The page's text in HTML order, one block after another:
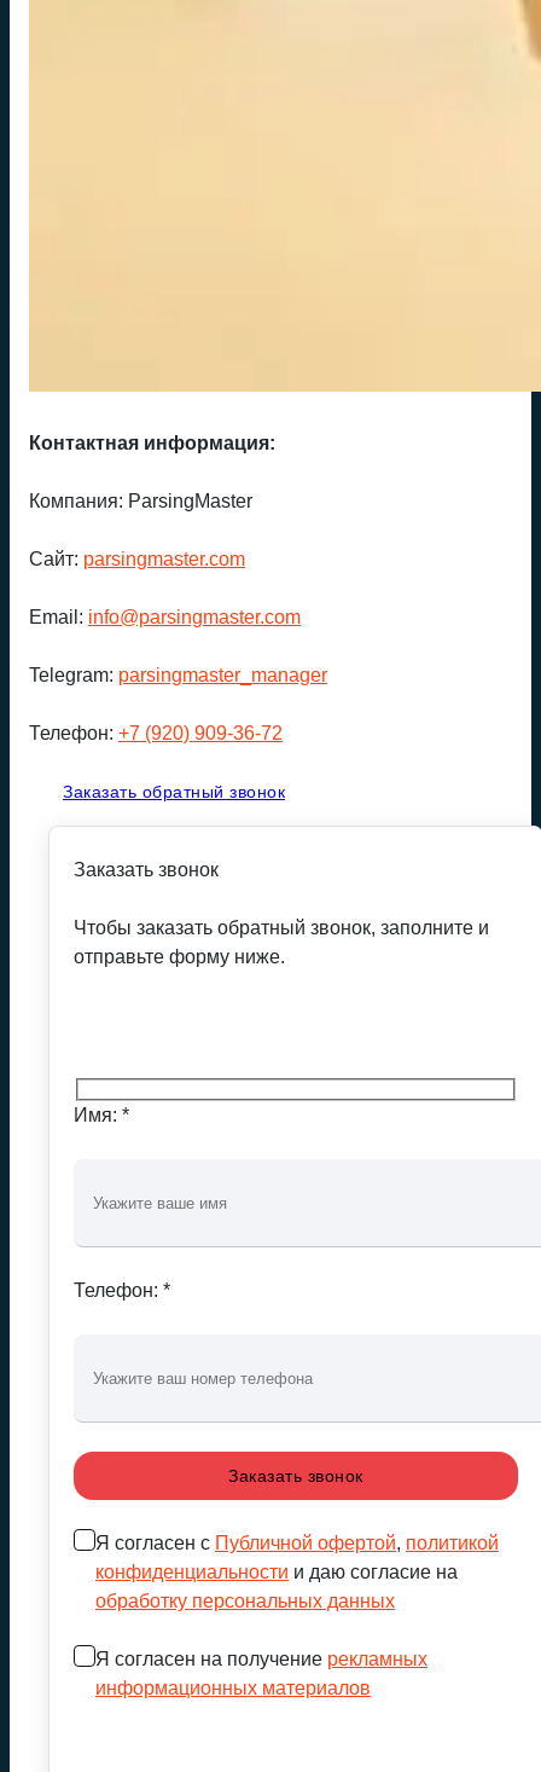
Контактная информация:
Компания: ParsingMaster
Сайт: parsingmaster.com
Email: info@parsingmaster.com
Telegram: parsingmaster_manager
Телефон: +7 (920) 909-36-72
Заказать обратный звонок
Заказать звонок
Чтобы заказать обратный звонок, заполните и
отправьте форму ниже.
Имя: *
Телефон: *
Я согласен с Публичной офертой, политикой
конфиденциальности и даю согласие на
обработку персональных данных
Я согласен на получение рекламных
информационных материалов